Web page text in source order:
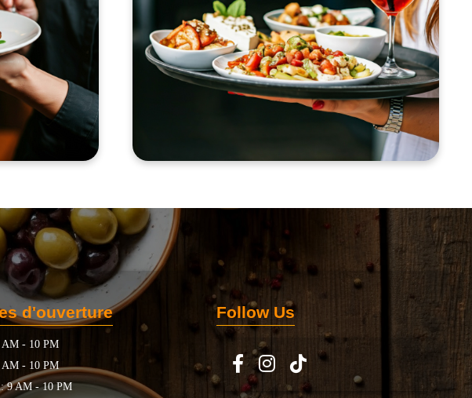
d'ouverture
- 10 PM
- 10 PM
9 AM - 10 PM
Follow Us